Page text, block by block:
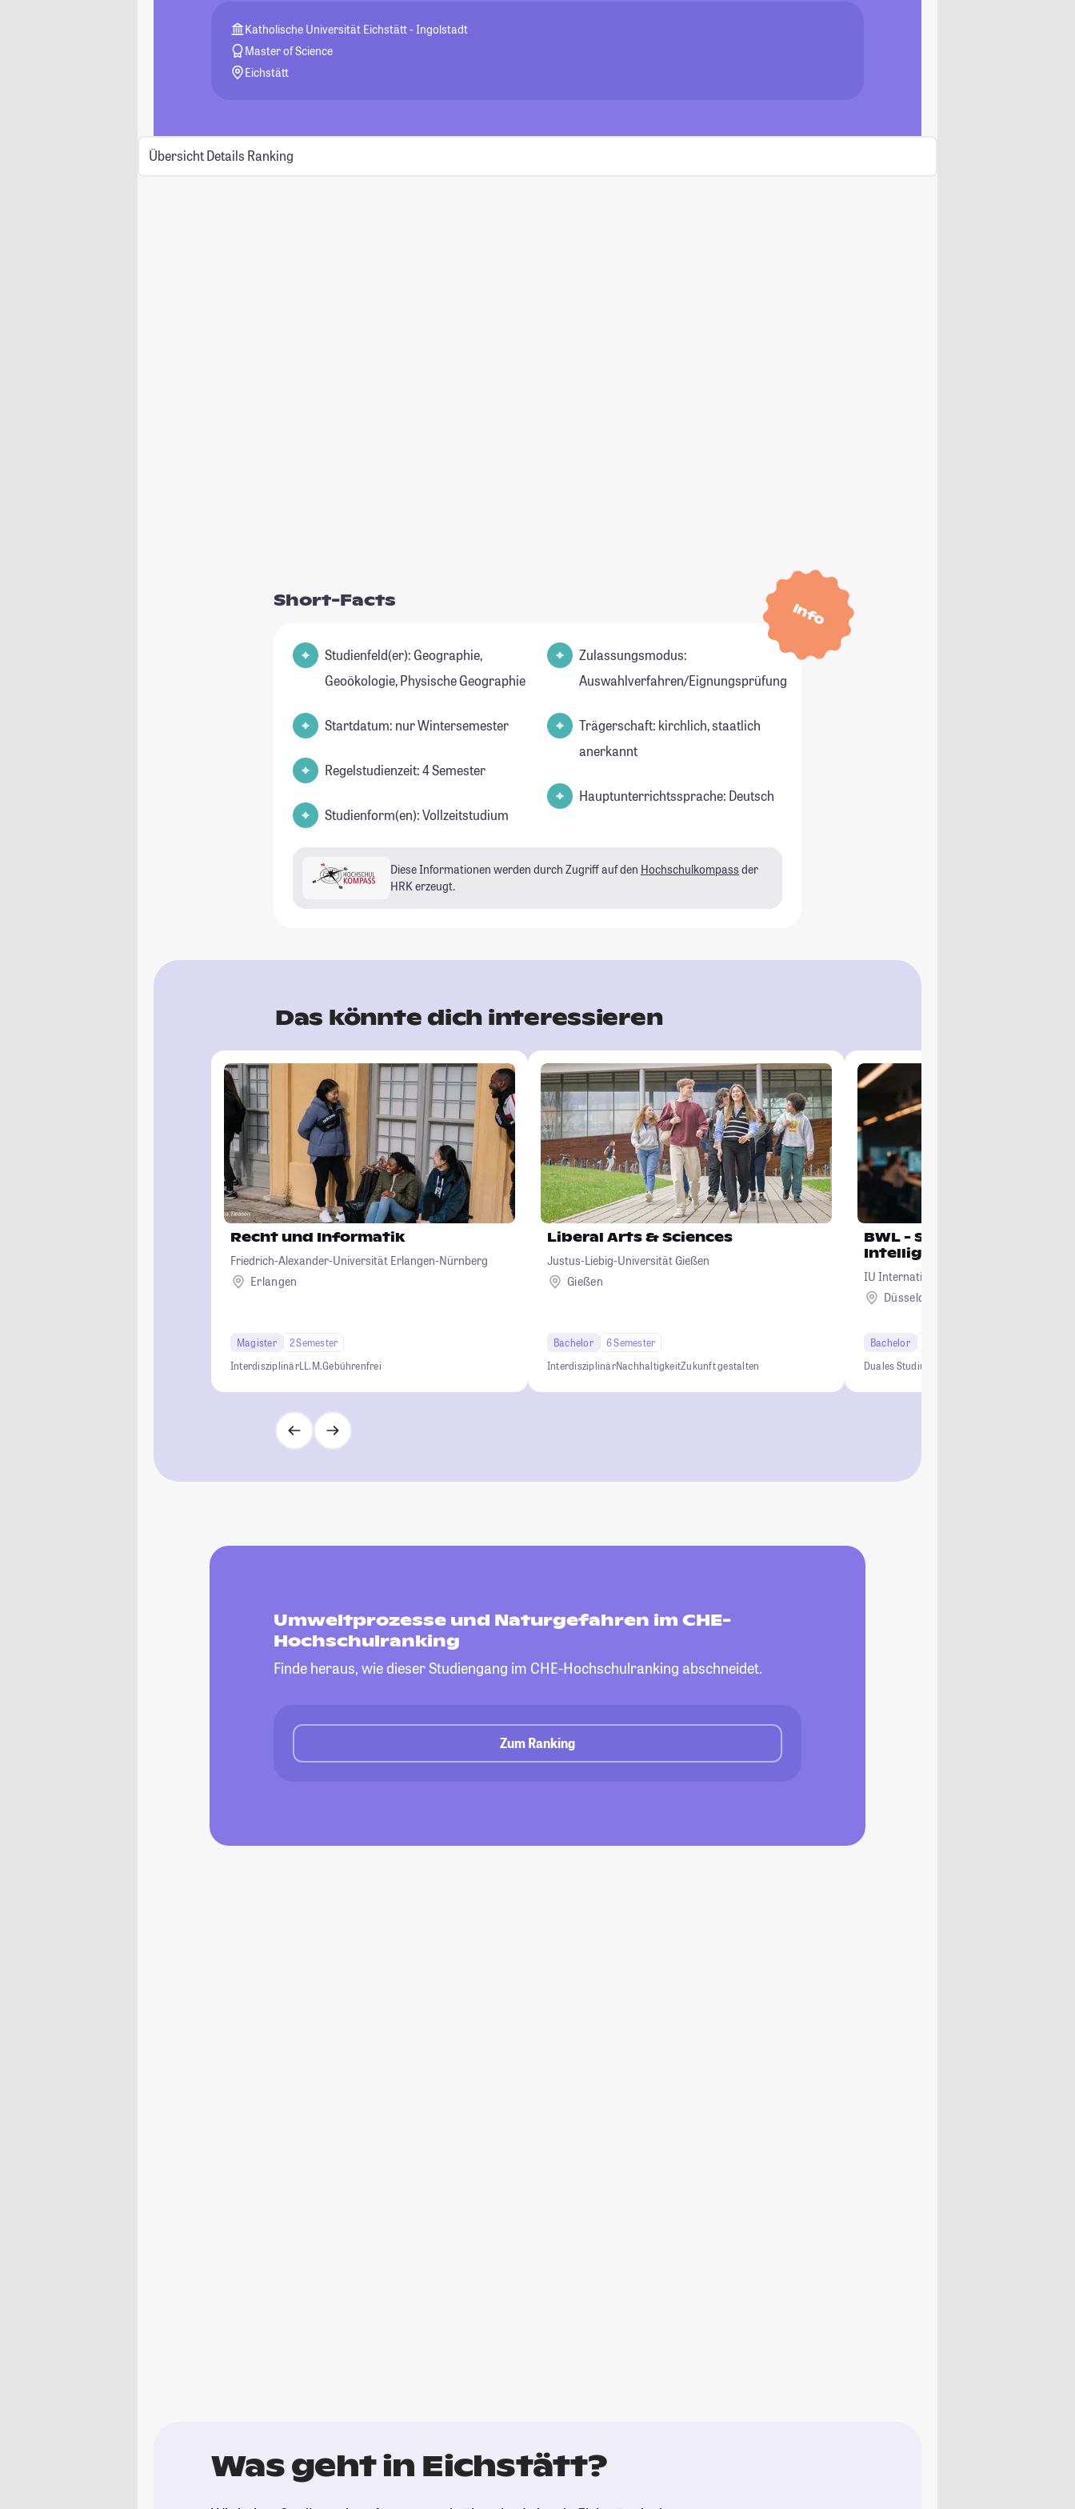
Katholische Universität Eichstätt - Ingolstadt
Master of Science
Eichstätt
Übersicht Details Ranking
Info
Short-Facts
Studienfeld(er): Geographie,
Geoökologie, Physische Geographie
Startdatum: nur Wintersemester
Regelstudienzeit: 4 Semester
Studienform(en): Vollzeitstudium
Zulassungsmodus:
Auswahlverfahren/Eignungsprüfung
Trägerschaft: kirchlich, staatlich
anerkannt
Hauptunterrichtssprache: Deutsch
Diese Informationen werden durch Zugriff auf den Hochschulkompass der
HRK erzeugt.
Das könnte dich interessieren
Recht und Informatik
Friedrich-Alexander-Universität Erlangen-Nürnberg
Erlangen
Magister
2 Semester
InterdisziplinärLL.M.Gebührenfrei
Liberal Arts & Sciences
Justus-Liebig-Universität Gießen
Gießen
Bachelor
6 Semester
InterdisziplinärNachhaltigkeitZukunft gestalten
BWL - Spezialisierung
Intelligence
IU Internationale Hochschule
Düsseldorf + 16
Bachelor
Duales Studium
Umweltprozesse und Naturgefahren im CHE-
Hochschulranking
Finde heraus, wie dieser Studiengang im CHE-Hochschulranking abschneidet.
Zum Ranking
Was geht in Eichstätt?